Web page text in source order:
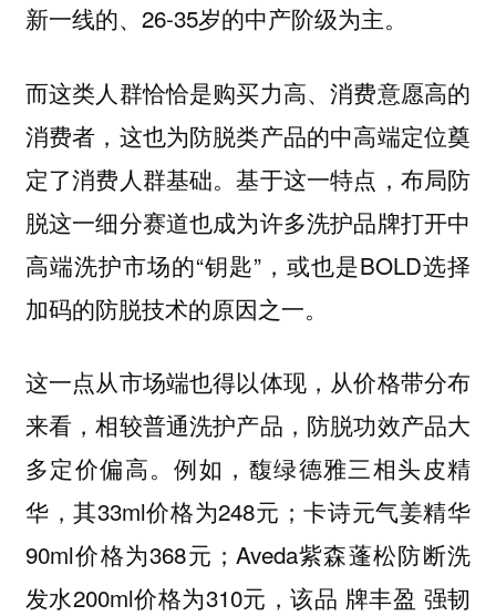
新一线的、26-35岁的中产阶级为主。
而这类人群恰恰是购买力高、消费意愿高的
消费者，这也为防脱类产品的中高端定位奠
定了消费人群基础。基于这一特点，布局防
脱这一细分赛道也成为许多洗护品牌打开中
高端洗护市场的“钥匙”，或也是BOLD选择
加码的防脱技术的原因之一。
这一点从市场端也得以体现，从价格带分布
来看，相较普通洗护产品，防脱功效产品大
多定价偏高。例如，馥绿德雅三相头皮精
华，其33ml价格为248元；卡诗元气姜精华
90ml价格为368元；Aveda紫森蓬松防断洗
发水200ml价格为310元，该品 牌丰盈 强韧